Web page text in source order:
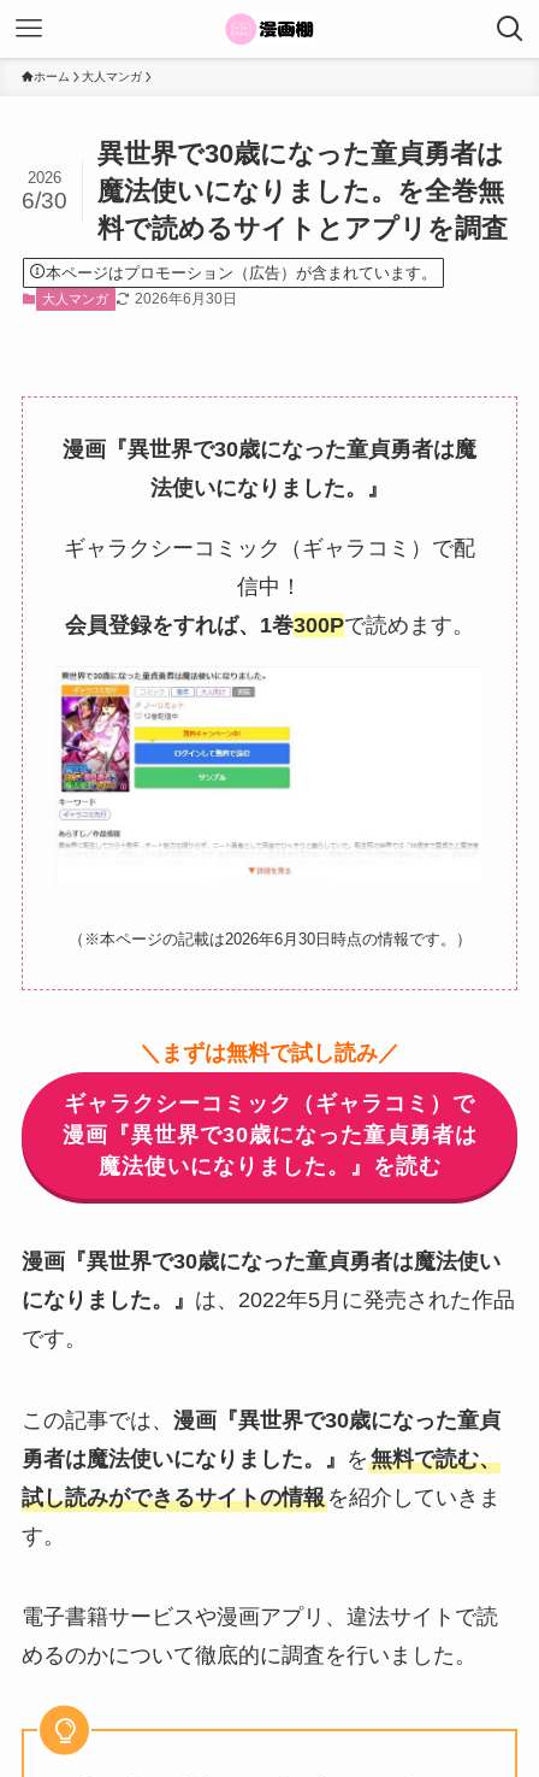
ホーム 大人マンガ
異世界で30歳になった童貞勇者は
魔法使いになりました。を全巻無
料で読めるサイトとアプリを調査
2026
6/30
本ページはプロモーション（広告）が含まれています。
大人マンガ 2026年6月30日
漫画『異世界で30歳になった童貞勇者は魔
法使いになりました。』
ギャラクシーコミック（ギャラコミ）で配
信中！
会員登録をすれば、1巻300Pで読めます。
（※本ページの記載は2026年6月30日時点の情報です。）
＼まずは無料で試し読み／
ギャラクシーコミック（ギャラコミ）で
漫画『異世界で30歳になった童貞勇者は
魔法使いになりました。』を読む
漫画『異世界で30歳になった童貞勇者は魔法使い
になりました。』 は、2022年5月に発売された作品
です。
この記事では、 漫画『異世界で30歳になった童貞
勇者は魔法使いになりました。』 を無料で読む、
試し読みができるサイトの情報を紹介していきま
す。
電子書籍サービスや漫画アプリ、違法サイトで読
めるのかについて徹底的に調査を行いました。